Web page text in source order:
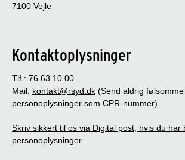
7100 Vejle
Kontaktoplysninger
Tlf.: 76 63 10 00
Mail: kontakt@rsyd.dk (Send aldrig følsomme
personoplysninger som CPR-nummer)
Skriv sikkert til os via Digital post, hvis du har
personoplysninger.